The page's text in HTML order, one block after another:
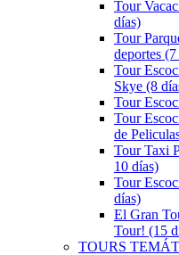
Tour
días)
Tour
deportes
Tour
Skye (8
Tour
Tour
de
Tour Taxi
10 días)
Tour
días)
El Gran
Tour! (15
TOURS